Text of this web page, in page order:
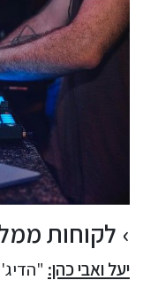
לקוחות
יעל ואבי כהן: